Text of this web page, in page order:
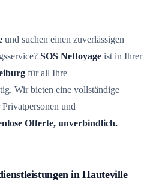
und suchen einen zuverlässigen
SOS Nettoyage ist in Ihrer
für all Ihre
Wir bieten eine vollständige
und
Offerte, unverbindlich.
in Hauteville